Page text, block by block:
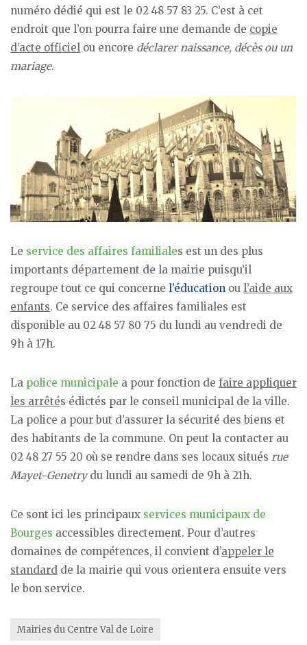
numéro dédié qui est le 02 48 57 83 25. C’est à cet
endroit que l’on pourra faire une demande de copie
d’acte officiel ou encore déclarer naissance, décès ou un
mariage.
Le service des affaires familiales est un des plus
importants département de la mairie puisqu’il
regroupe tout ce qui concerne l’éducation ou l’aide aux
enfants. Ce service des affaires familiales est
disponible au 02 48 57 80 75 du lundi au vendredi de
9h à 17h.
La police municipale a pour fonction de faire appliquer
les arrêtés édictés par le conseil municipal de la ville.
La police a pour but d’assurer la sécurité des biens et
des habitants de la commune. On peut la contacter au
02 48 27 55 20 où se rendre dans ses locaux situés rue
Mayet-Genetrydu lundi au samedi de 9h à 21h.
Ce sont ici les principaux services municipaux de
Bourges accessibles directement. Pour d’autres
domaines de compétences, il convient d’appeler le
standard de la mairie qui vous orientera ensuite vers
le bon service.
Mairies du Centre Val de Loire